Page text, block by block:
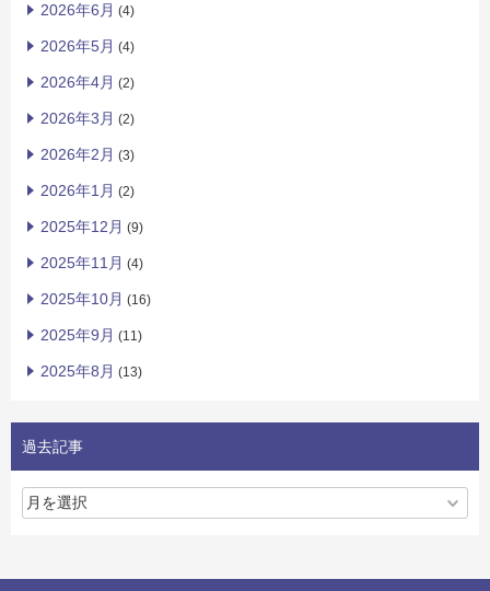
2026年6月 (4)
2026年5月 (4)
2026年4月 (2)
2026年3月 (2)
2026年2月 (3)
2026年1月 (2)
2025年12月 (9)
2025年11月 (4)
2025年10月 (16)
2025年9月 (11)
2025年8月 (13)
過去記事